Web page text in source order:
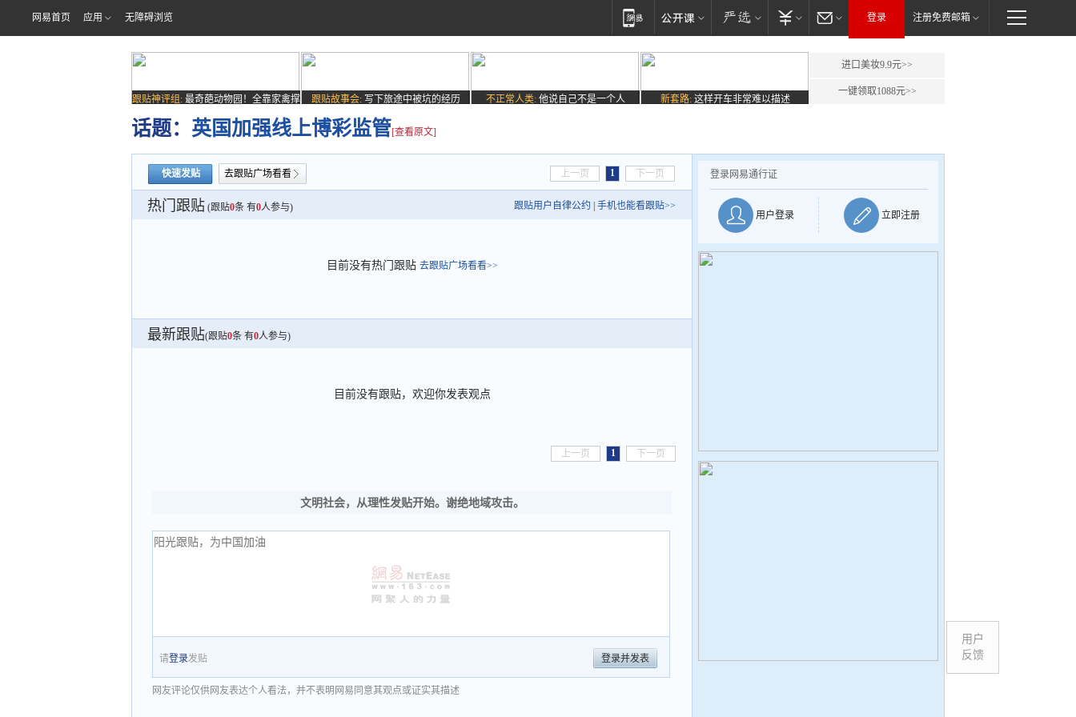
网易首页 应用 无障碍浏览 登录 注册免费邮箱
跟贴神评组: 最奇葩动物园！全靠家禽撑
场子
跟贴故事会: 写下旅途中被坑的经历 不正常人类: 他说自己不是一个人 新套路: 这样开车非常难以描述
进口美妆9.9元>>
一键领取1088元>>
话题： 英国加强线上博彩监管[查看原文]
快速发贴 去跟贴广场看看 上一页 1 下一页
热门跟贴 (跟贴0条 有0人参与) 跟贴用户自律公约 手机也能看跟贴>>
目前没有热门跟贴 去跟贴广场看看>>
最新跟贴(跟贴0条 有0人参与)
目前没有跟贴，欢迎你发表观点
上一页 1 下一页
文明社会，从理性发贴开始。谢绝地域攻击。
请登录发贴 登录并发表
网友评论仅供网友表达个人看法，并不表明网易同意其观点或证实其描述
登录网易通行证
用户登录 立即注册
用户
反馈